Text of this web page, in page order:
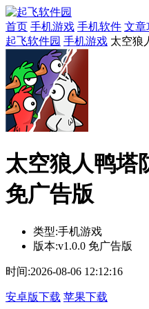
首页 手机游戏 手机软件 文章
起飞软件园 手机游戏 太空狼
太空狼人鸭塔
免广告版
类型:手机游戏
版本:v1.0.0 免广告版
时间:2026-08-06 12:12:16
安卓版下载 苹果下载